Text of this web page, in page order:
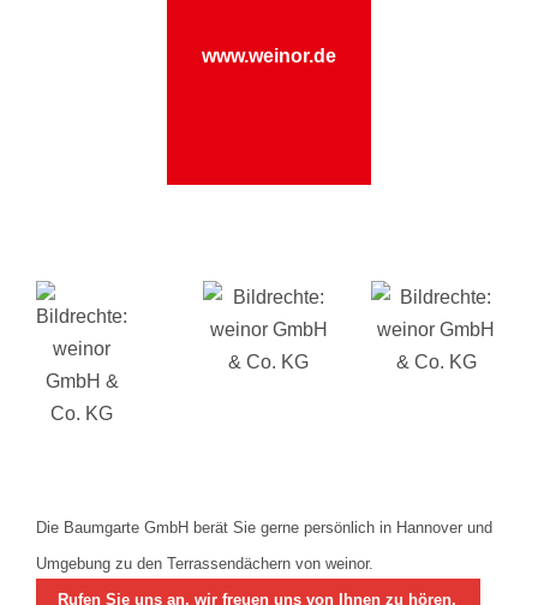
www.weinor.de
Die Baumgarte GmbH berät Sie gerne persönlich in Hannover und
Umgebung zu den Terrassendächern von weinor.
Rufen Sie uns an, wir freuen uns von Ihnen zu hören.